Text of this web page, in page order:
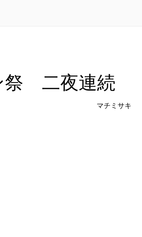
祭 二夜連続
マチミサキ